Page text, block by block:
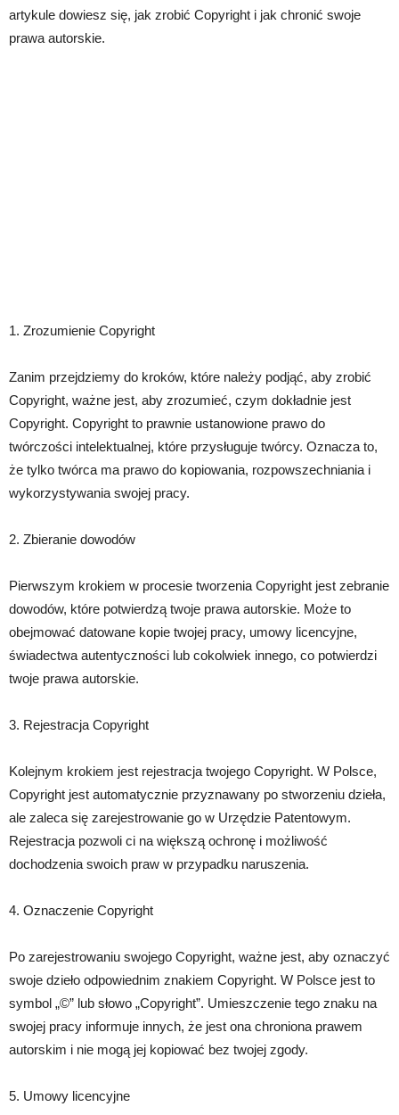
artykule dowiesz się, jak zrobić Copyright i jak chronić swoje
prawa autorskie.
1. Zrozumienie Copyright
Zanim przejdziemy do kroków, które należy podjąć, aby zrobić
Copyright, ważne jest, aby zrozumieć, czym dokładnie jest
Copyright. Copyright to prawnie ustanowione prawo do
twórczości intelektualnej, które przysługuje twórcy. Oznacza to,
że tylko twórca ma prawo do kopiowania, rozpowszechniania i
wykorzystywania swojej pracy.
2. Zbieranie dowodów
Pierwszym krokiem w procesie tworzenia Copyright jest zebranie
dowodów, które potwierdzą twoje prawa autorskie. Może to
obejmować datowane kopie twojej pracy, umowy licencyjne,
świadectwa autentyczności lub cokolwiek innego, co potwierdzi
twoje prawa autorskie.
3. Rejestracja Copyright
Kolejnym krokiem jest rejestracja twojego Copyright. W Polsce,
Copyright jest automatycznie przyznawany po stworzeniu dzieła,
ale zaleca się zarejestrowanie go w Urzędzie Patentowym.
Rejestracja pozwoli ci na większą ochronę i możliwość
dochodzenia swoich praw w przypadku naruszenia.
4. Oznaczenie Copyright
Po zarejestrowaniu swojego Copyright, ważne jest, aby oznaczyć
swoje dzieło odpowiednim znakiem Copyright. W Polsce jest to
symbol „©” lub słowo „Copyright”. Umieszczenie tego znaku na
swojej pracy informuje innych, że jest ona chroniona prawem
autorskim i nie mogą jej kopiować bez twojej zgody.
5. Umowy licencyjne